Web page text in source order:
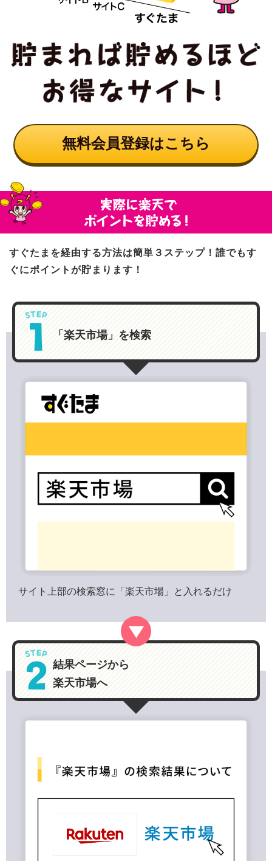
無料会員登録はこちら
すぐたまを経由する方法は簡単３ステップ！誰でもす
ぐにポイントが貯まります！
「楽天市場」を検索
サイト上部の検索窓に「楽天市場」と入れるだけ
結果ページから
楽天市場へ